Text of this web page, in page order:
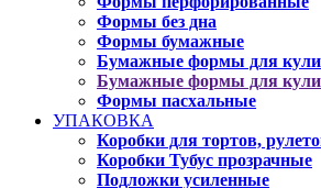
Формы без дна
Формы бумажные
Бумажные формы для
Бумажные формы для
Формы пасхальные
УПАКОВКА
Коробки для тортов,
Коробки Тубус прозрачные
Подложки усиленные